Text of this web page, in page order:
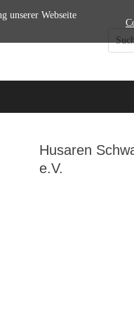
nach:
Husaren
e.V.
unserer Webseite